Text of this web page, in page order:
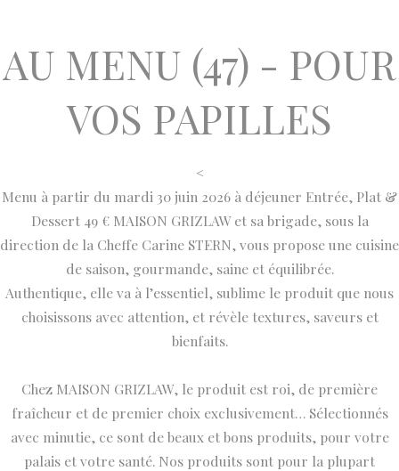
AU MENU (47) - POUR
VOS PAPILLES
<
Menu à partir du mardi 30 juin 2026 à déjeuner Entrée, Plat &
Dessert 49 € MAISON GRIZLAW et sa brigade, sous la
direction de la Cheffe Carine STERN, vous propose une cuisine
de saison, gourmande, saine et équilibrée.
Authentique, elle va à l’essentiel, sublime le produit que nous
choisissons avec attention, et révèle textures, saveurs et
bienfaits.
Chez MAISON GRIZLAW, le produit est roi, de première
fraîcheur et de premier choix exclusivement… Sélectionnés
avec minutie, ce sont de beaux et bons produits, pour votre
palais et votre santé. Nos produits sont pour la plupart